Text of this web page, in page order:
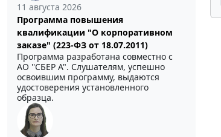
11 августа 2026
Программа повышения
квалификации "О корпоративном
заказе" (223-ФЗ от 18.07.2011)
Программа разработана совместно с
АО ''СБЕР А". Слушателям, успешно
освоившим программу, выдаются
удостоверения установленного
образца.